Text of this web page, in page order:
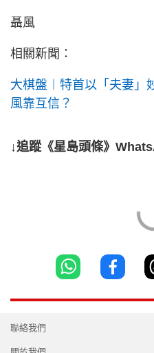
聶風
相關新聞：
大棋盤︱特首以「夫妻」
風靠互信？
↓追蹤《星島頭條》
聯絡我們